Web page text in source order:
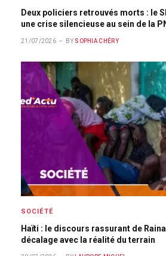
Deux policiers retrouvés morts : le
une crise silencieuse au sein de la
21/07/2026 BY SOPHIA CHÉRY
SOCIÉTÉ
Haïti : le discours rassurant de Raina
décalage avec la réalité du terrain